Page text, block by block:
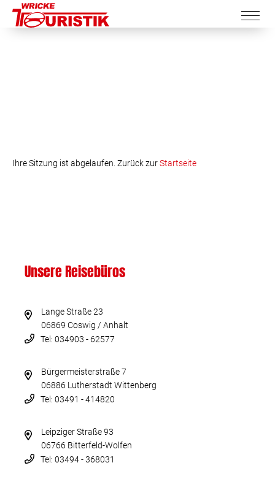
Ihre Sitzung ist abgelaufen. Zurück zurStartseite
Unsere Reisebüros
Lange Straße 23
06869 Coswig / Anhalt
Tel: 034903 - 62577
Bürgermeisterstraße 7
06886 Lutherstadt Wittenberg
Tel: 03491 - 414820
Leipziger Straße 93
06766 Bitterfeld-Wolfen
Tel: 03494 - 368031